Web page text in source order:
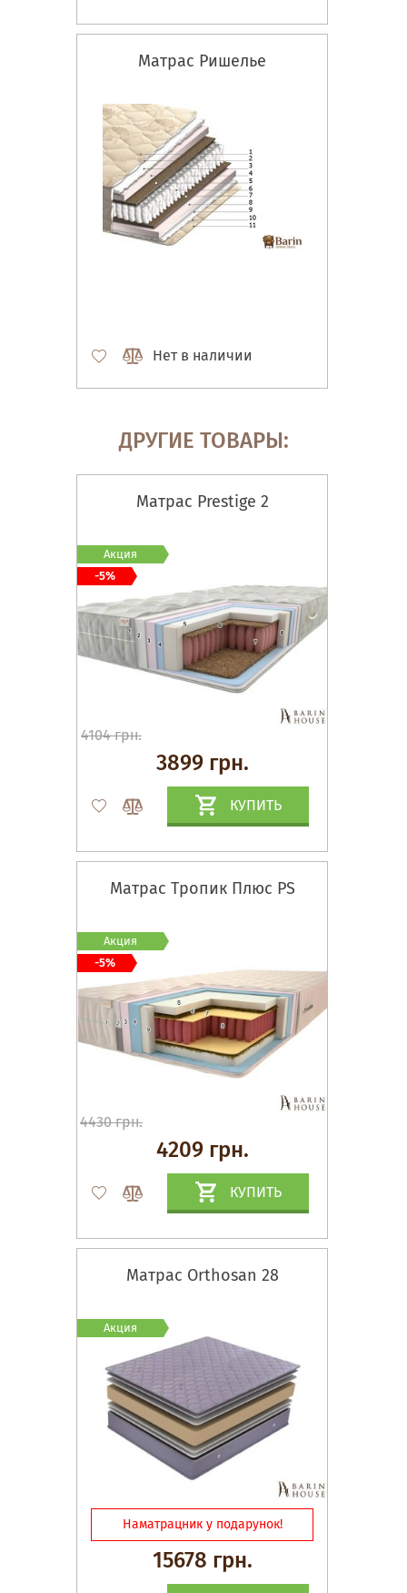
Матрас Ришелье
Нет в наличии
ДРУГИЕ ТОВАРЫ:
Матрас Prestige 2
4104 грн.
3899 грн.
КУПИТЬ
Акция
-5%
Матрас Тропик Плюс PS
4430 грн.
4209 грн.
КУПИТЬ
Акция
-5%
Матрас Orthosan 28
Наматрацник у подарунок!
15678 грн.
Акция